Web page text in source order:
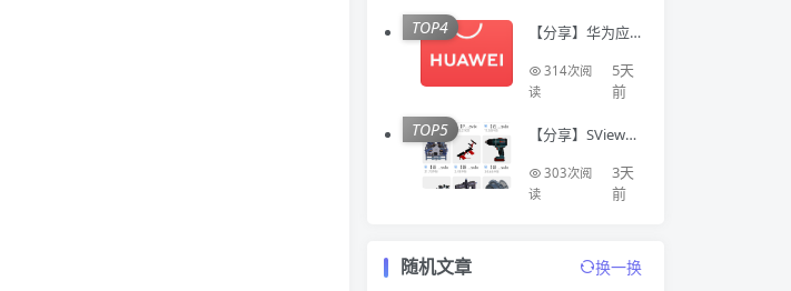
TOP4
【分享】华为应
不限制下载国际
软件⭕免登录
314次阅
读
5天
前
TOP5
【分享】SView看
模型看图工具🔥
登录即会员
303次阅
读
3天
前
随机文章
换一换